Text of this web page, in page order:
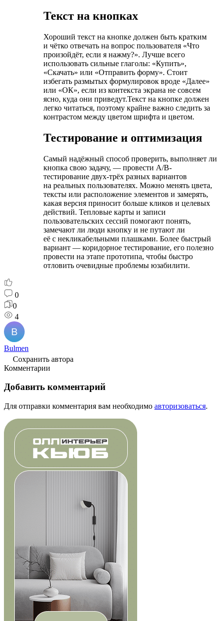
Текст на кнопках
Хороший текст на кнопке должен быть кратким
и чётко отвечать на вопрос пользователя «Что
произойдёт, если я нажму?». Лучше всего
использовать сильные глаголы: «Купить»,
«Скачать» или «Отправить форму». Стоит
избегать размытых формулировок вроде «Далее»
или «ОК», если из контекста экрана не совсем
ясно, куда они приведут.Текст на кнопке должен
легко читаться, поэтому крайне важно следить за
контрастом между цветом шрифта и цветом.
Тестирование и оптимизация
Самый надёжный способ проверить, выполняет ли
кнопка свою задачу, — провести A/B-
тестирование двух-трёх разных вариантов
на реальных пользователях. Можно менять цвета,
тексты или расположение элементов и замерять,
какая версия приносит больше кликов и целевых
действий. Тепловые карты и записи
пользовательских сессий помогают понять,
замечают ли люди кнопку и не путают ли
её с некликабельными плашками. Более быстрый
вариант — коридорное тестирование, его полезно
провести на этапе прототипа, чтобы быстро
отловить очевидные проблемы юзабилити.
0
0
4
Bulmen
Сохранить автора
Комментарии
Добавить комментарий
Для отправки комментария вам необходимо авторизоваться.